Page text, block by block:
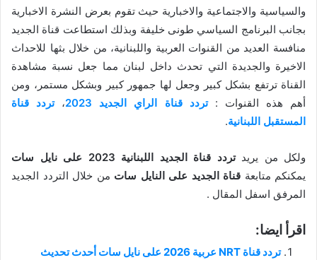
والسياسية والاجتماعية والاخبارية حيث تقوم بعرض النشرة الاخبارية
بجانب البرنامج السياسي طونى خليفة وبذلك استطاعت قناة الجديد
منافسة العديد من القنوات العربية واللبنانية، من خلال بثها للاحداث
الاخيرة والجديدة التي تحدث داخل لبنان مما جعل نسبة مشاهدة
القناة ترتفع بشكل كبير وجعل لها جمهور كبير وبشكل مستمر، ومن
أهم هذه القنوات :تردد قناة الراي الجديد 2023 ،تردد قناة
المستقبل اللبنانية.
ولكل من يريدتردد قناة الجديد اللبنانية 2023 على نايل سات
يمكنكم متابعة قناة الجديد على النايل سات من خلال التردد الجديد
المرفق اسفل المقال .
اقرأ ايضا:
تردد قناة NRT عربية 2026 على نايل سات أحدث تحديث